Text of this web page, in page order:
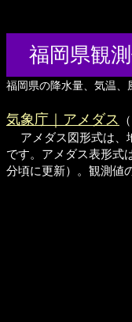
福岡県観
福岡県の降水量、気温、
気象庁｜アメダス
アメダス図形式は、
です。アメダス表形式
分頃に更新）。観測値